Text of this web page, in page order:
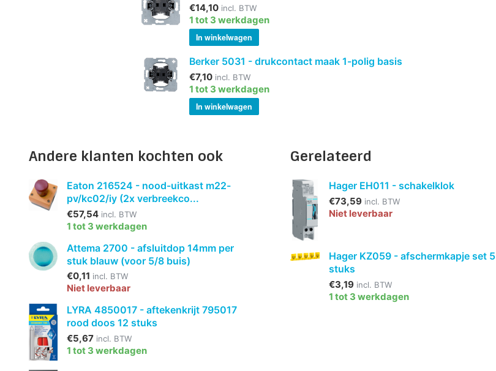
€14,10 incl. BTW
1 tot 3 werkdagen
In winkelwagen
Berker 5031 - drukcontact maak 1-polig basis
€7,10 incl. BTW
1 tot 3 werkdagen
In winkelwagen
Andere klanten kochten ook
Eaton 216524 - nood-uitkast m22-
pv/kc02/iy (2x verbreekco...
€57,54 incl. BTW
1 tot 3 werkdagen
Attema 2700 - afsluitdop 14mm per
stuk blauw (voor 5/8 buis)
€0,11 incl. BTW
Niet leverbaar
LYRA 4850017 - aftekenkrijt 795017
rood doos 12 stuks
€5,67 incl. BTW
1 tot 3 werkdagen
Gerelateerd
Hager EH011 - schakelklok
€73,59 incl. BTW
Niet leverbaar
Hager KZ059 - afschermkapje set 5
stuks
€3,19 incl. BTW
1 tot 3 werkdagen